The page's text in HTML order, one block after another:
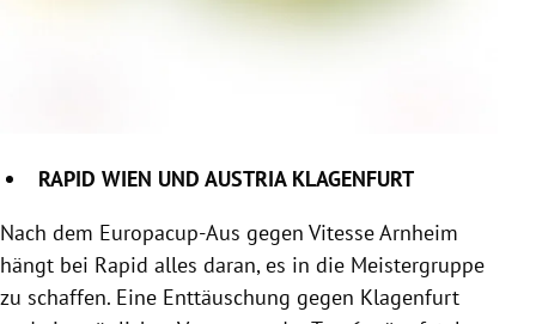
RAPID WIEN UND AUSTRIA KLAGENFURT
Nach dem Europacup-Aus gegen Vitesse Arnheim
hängt bei Rapid alles daran, es in die Meistergruppe
zu schaffen. Eine Enttäuschung gegen Klagenfurt